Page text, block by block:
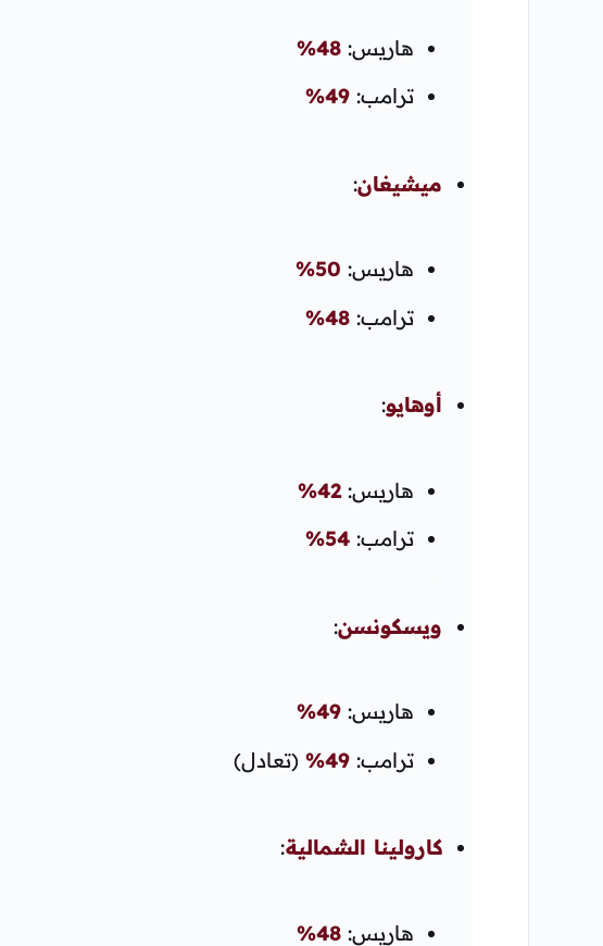
هاريس: 48%
ترامب: 49%
ميشيغان:
هاريس: 50%
ترامب: 48%
أوهايو:
هاريس:42%
ترامب: 54%
ويسكونسن:
هاريس: 49%
ترامب: 49% (تعادل)
كارولينا الشمالية:
هاريس: 48%